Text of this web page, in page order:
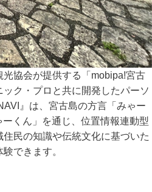
協会が提供する「mobipa!宮古
ク・プロと共に開発したパーソ
』は、宮古島の方言「みゃー
くん」を通じ、位置情報連動型
民の知識や伝統文化に基づいた
できます。